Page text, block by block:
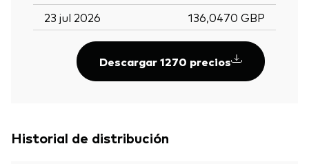
23 jul 2026
136,0470 GBP
Descargar 1270 precios
Historial de distribución